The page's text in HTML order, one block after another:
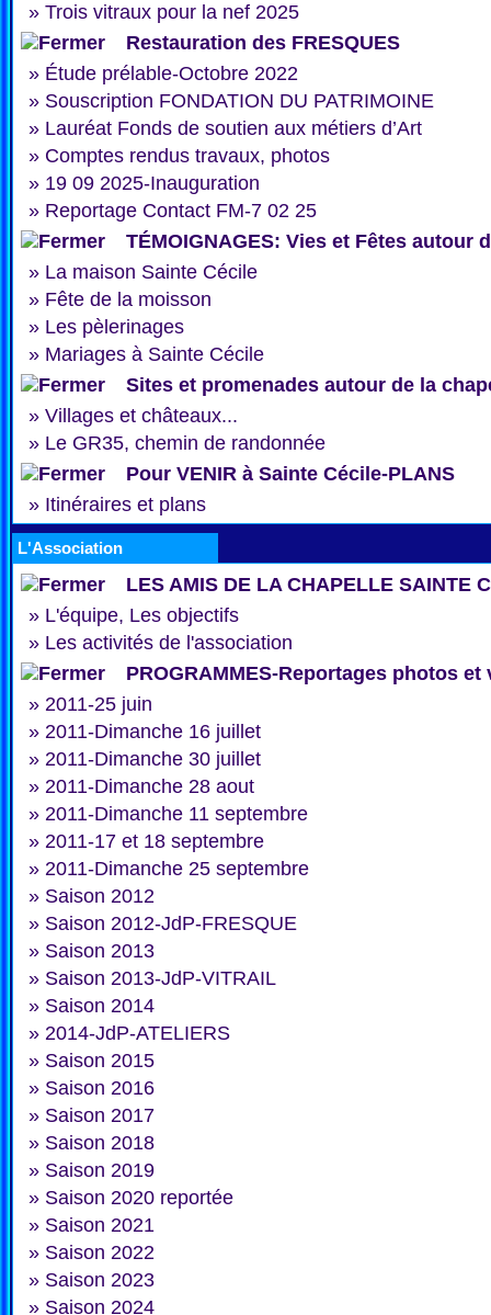
» Trois vitraux pour la nef 2025
Restauration des FRESQUES
» Étude prélable-Octobre 2022
» Souscription FONDATION DU PATRIMOINE
» Lauréat Fonds de soutien aux métiers d’Art
» Comptes rendus travaux, photos
» 19 09 2025-Inauguration
» Reportage Contact FM-7 02 25
TÉMOIGNAGES: Vies et Fêtes autour
» La maison Sainte Cécile
» Fête de la moisson
» Les pèlerinages
» Mariages à Sainte Cécile
Sites et promenades autour de la
» Villages et châteaux...
» Le GR35, chemin de randonnée
Pour VENIR à Sainte Cécile-PLANS
» Itinéraires et plans
L'Association
LES AMIS DE LA CHAPELLE SAINTE
» L'équipe, Les objectifs
» Les activités de l'association
PROGRAMMES-Reportages photos et
» 2011-25 juin
» 2011-Dimanche 16 juillet
» 2011-Dimanche 30 juillet
» 2011-Dimanche 28 aout
» 2011-Dimanche 11 septembre
» 2011-17 et 18 septembre
» 2011-Dimanche 25 septembre
» Saison 2012
» Saison 2012-JdP-FRESQUE
» Saison 2013
» Saison 2013-JdP-VITRAIL
» Saison 2014
» 2014-JdP-ATELIERS
» Saison 2015
» Saison 2016
» Saison 2017
» Saison 2018
» Saison 2019
» Saison 2020 reportée
» Saison 2021
» Saison 2022
» Saison 2023
» Saison 2024